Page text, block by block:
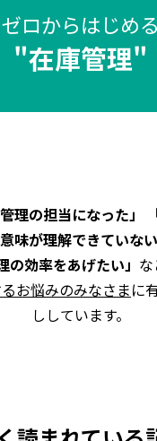
ゼロからはじめる
"在庫管理"
管理の担当になった」
味が理解できていな
の効率をあげたい」 な
お悩みのみなさまに
ししています。